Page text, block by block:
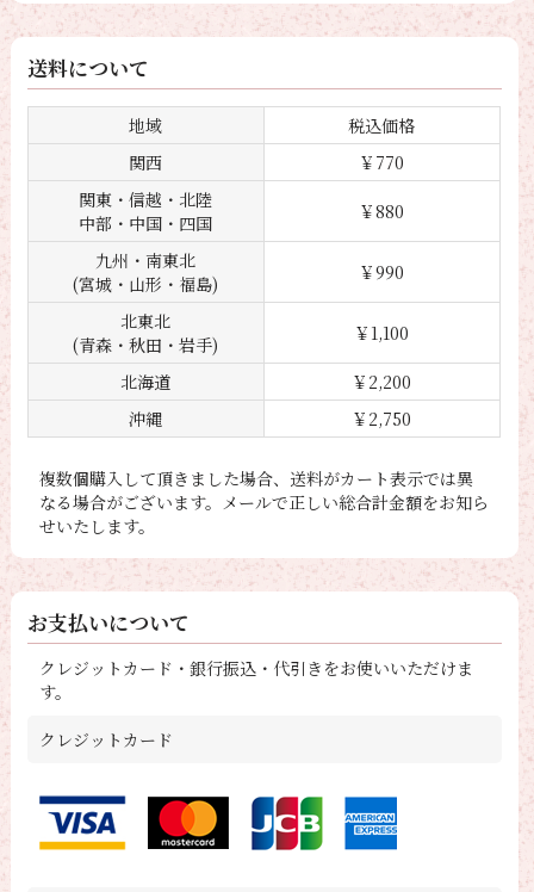
送料について
地域
税込価格
関西
￥770
関東・信越・北陸
中部・中国・四国
￥880
九州・南東北
(宮城・山形・福島)
￥990
北東北
(青森・秋田・岩手)
￥1,100
北海道
￥2,200
沖縄
￥2,750
複数個購入して頂きました場合、送料がカート表示では異
なる場合がございます。メールで正しい総合計金額をお知ら
せいたします。
お支払いについて
クレジットカード・銀行振込・代引きをお使いいただけま
す。
クレジットカード